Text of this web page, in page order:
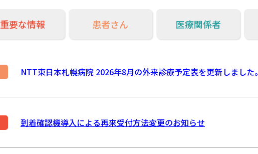
重要な情報 患者さん 医療関係者
NTT東日本札幌病院 2026年8月の外来診療予定表を更新しました。
到着確認機導入による再来受付方法変更のお知らせ